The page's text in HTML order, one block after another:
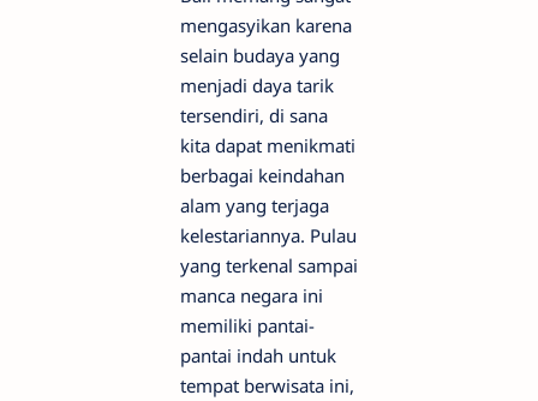
mengasyikan karena
selain budaya yang
menjadi daya tarik
tersendiri, di sana
kita dapat menikmati
berbagai keindahan
alam yang terjaga
kelestariannya. Pulau
yang terkenal sampai
manca negara ini
memiliki pantai-
pantai indah untuk
tempat berwisata ini,